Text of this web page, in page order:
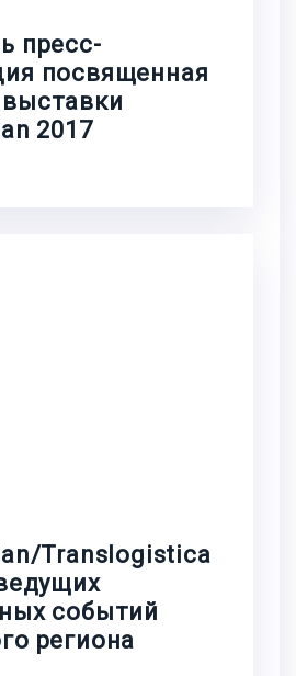
пресс-
посвященная
2017
Translogistica
событий
региона